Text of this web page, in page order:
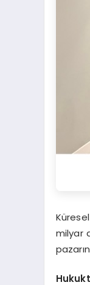
milyar